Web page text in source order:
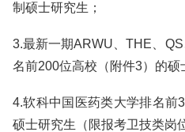
制硕士研究生；
3.最新一期ARWU、THE、
名前200位高校（附件3）的硕
4.软科中国医药类大学排名前
硕士研究生（限报考卫技类岗